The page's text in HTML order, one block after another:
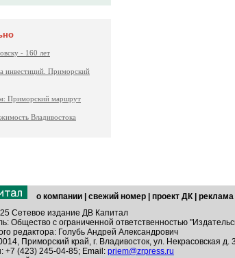
- 160 лет
инвестиций. Приморский
Приморский маршрут
Владивостока
о компании свежий номер проект ДК реклама
Сетевое издание ДВ Капитал
Общество с ограниченной ответственностью
редактора: Голубь Андрей Александрович
Приморский край, г. Владивосток, ул. Некрасовская
+7 (423) 245-04-85; Email: priem@zrpress.ru